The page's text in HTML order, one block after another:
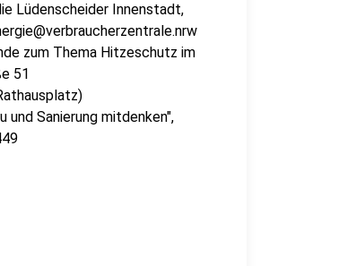
Lüdenscheider Innenstadt,
zum Thema Hitzeschutz im
51
und Sanierung mitdenken",